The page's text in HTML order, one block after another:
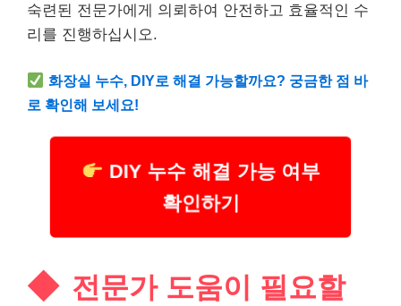
숙련된 전문가에게 의뢰하여 안전하고 효율적인 수
리를 진행하십시오.
화장실 누수, DIY로 해결 가능할까요? 궁금한 점 바
로 확인해 보세요!
DIY 누수 해결 가능 여부
확인하기
전문가 도움이 필요할